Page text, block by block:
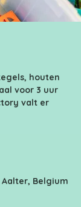
houten
voor 3 uur
valt er
Aalter, Belgium